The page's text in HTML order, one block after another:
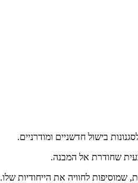
בישול חדשניים ומודרניים.
שמוסיפות לחוויה את הייחודיות שלו.